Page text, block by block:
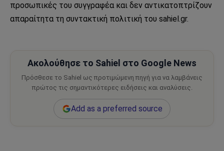
προσωπικές του συγγραφέα και δεν αντικατοπτρίζουν
απαραίτητα τη συντακτική πολιτική του sahiel.gr.
Ακολούθησε το Sahiel στο Google News
Πρόσθεσε το Sahiel ως προτιμώμενη πηγή για να λαμβάνεις
πρώτος τις σημαντικότερες ειδήσεις και αναλύσεις.
Add as a preferred source